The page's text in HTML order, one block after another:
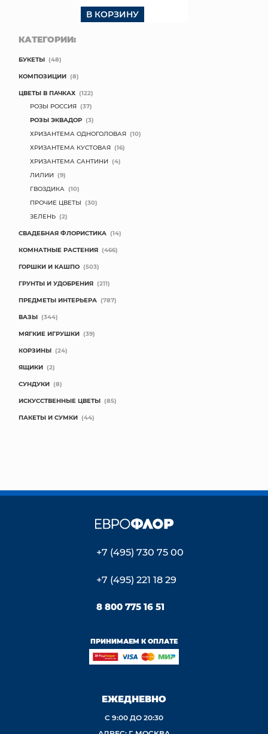
В КОРЗИНУ
КАТЕГОРИИ:
БУКЕТЫ (48)
КОМПОЗИЦИИ (8)
ЦВЕТЫ В ПАЧКАХ (122)
РОЗЫ РОССИЯ (37)
РОЗЫ ЭКВАДОР (3)
ХРИЗАНТЕМА ОДНОГОЛОВАЯ (10)
ХРИЗАНТЕМА КУСТОВАЯ (16)
ХРИЗАНТЕМА САНТИНИ (4)
ЛИЛИИ (9)
ГВОЗДИКА (10)
ПРОЧИЕ ЦВЕТЫ (30)
ЗЕЛЕНЬ (2)
СВАДЕБНАЯ ФЛОРИСТИКА (14)
КОМНАТНЫЕ РАСТЕНИЯ (466)
ГОРШКИ И КАШПО (503)
ГРУНТЫ И УДОБРЕНИЯ (211)
ПРЕДМЕТЫ ИНТЕРЬЕРА (787)
ВАЗЫ (344)
МЯГКИЕ ИГРУШКИ (39)
КОРЗИНЫ (24)
ЯЩИКИ (2)
СУНДУКИ (8)
ИСКУССТВЕННЫЕ ЦВЕТЫ (85)
ПАКЕТЫ И СУМКИ (44)
+7 (495) 730 75 00
+7 (495) 221 18 29
8 800 775 16 51
ПРИНИМАЕМ К ОПЛАТЕ
ЕЖЕДНЕВНО
С 9:00 ДО 20:30